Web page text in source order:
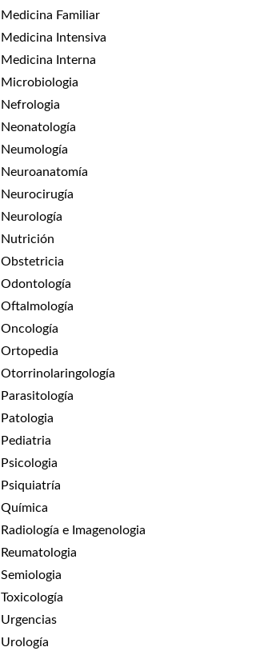
Medicina Familiar
Medicina Intensiva
Medicina Interna
Microbiologia
Nefrologia
Neonatología
Neumología
Neuroanatomía
Neurocirugía
Neurología
Nutrición
Obstetricia
Odontología
Oftalmología
Oncología
Ortopedia
Otorrinolaringología
Parasitología
Patologia
Pediatria
Psicologia
Psiquiatría
Química
Radiología e Imagenologia
Reumatologia
Semiologia
Toxicología
Urgencias
Urología